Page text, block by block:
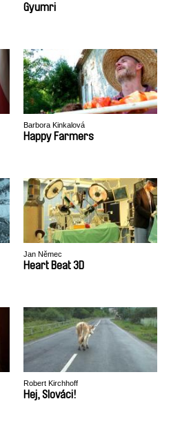
Gyumri
Barbora Kinkalová
Happy Farmers
Jan Němec
Heart Beat 3D
Robert Kirchhoff
Hej, Slováci!